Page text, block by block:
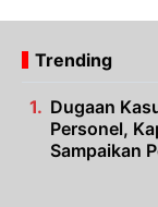
Trending
Dugaan
Personel,
Sampaikan